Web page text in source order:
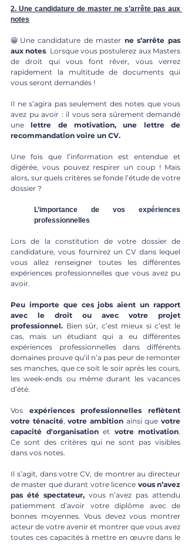
2. Une candidature de master ne s’arrête pas aux
notes
😁Une candidature de master ne s’arrête pas
aux notes. Lorsque vous postulerez aux Masters
de droit qui vous font rêver, vous verrez
rapidement la multitude de documents qui
vous seront demandés !
Il ne s’agira pas seulement des notes que vous
avez pu avoir : il vous sera sûrement demandé
une lettre de motivation, une lettre de
recommandation voire un CV.
Une fois que l’information est entendue et
digérée, vous pouvez respirer un coup ! Mais
alors, sur quels critères se fonde l’étude de votre
dossier ?
L’importance de vos expériences
professionnelles
Lors de la constitution de votre dossier de
candidature, vous fournirez un CV dans lequel
vous allez renseigner toutes les différentes
expériences professionnelles que vous avez pu
avoir.
Peu importe que ces jobs aient un rapport
avec le droit ou avec votre projet
professionnel. Bien sûr, c’est mieux si c’est le
cas, mais un étudiant qui a eu différentes
expériences professionnelles dans différents
domaines prouve qu’il n’a pas peur de remonter
ses manches, que ce soit le soir après les cours,
les week-ends ou même durant les vacances
d’été.
Vos expériences professionnelles reflètent
votre ténacité, votre ambition ainsi que votre
capacité d'organisation et votre motivation.
Ce sont des critères qui ne sont pas visibles
dans vos notes.
Il s’agit, dans votre CV, de montrer au directeur
de master que durant votre licence vous n’avez
pas été spectateur, vous n’avez pas attendu
patiemment d’avoir votre diplôme avec de
bonnes moyennes. Vous devez vous montrer
acteur de votre avenir et montrer que vous avez
toutes ces capacités à mettre en œuvre dans le